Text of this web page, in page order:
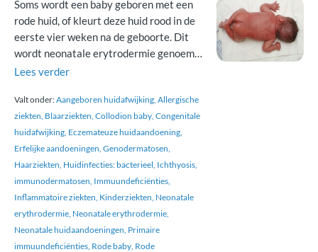
Soms wordt een baby geboren met een
rode huid, of kleurt deze huid rood in de
eerste vier weken na de geboorte. Dit
wordt neonatale erytrodermie genoemd.
Erytrodermie betekent roodheid. In
per 100.000 pasgeborenen. Deze
roodheid is geen aandoening maar een
uiterlijk kenmerk. Het is moeilijk om de
juiste […]
Lees verder
Valt onder:Aangeboren huidafwijking Allergische
ziekten Blaarziekten Collodion baby Congenitale
huidafwijking Eczemateuze huidaandoening
Erfelijke aandoeningen Genodermatosen
Haarziekten Huidinfecties: bacterieel Ichthyosis
immunodermatosen Immuundeficiënties
Inflammatoire ziekten Kinderziekten Neonatale
erythrodermie Neonatale erythrodermie
Neonatale huidaandoeningen Primaire
immuundeficiënties Rode baby Rode